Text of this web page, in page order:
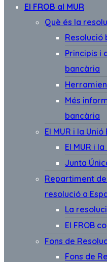
El FROB al MUR
Què és la
Resolució
Principis i
bancària
Més
bancària
El MUR i la
El MUR i
Junta
Repartiment
resolució a
La
El FROB
Fons de
Fons de